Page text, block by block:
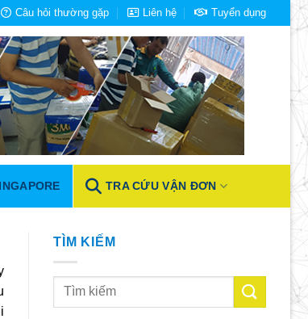
Câu hỏi thường gặp Liên hệ Tuyển dụng
TRA CỨU VẬN ĐƠN
TÌM KIẾM